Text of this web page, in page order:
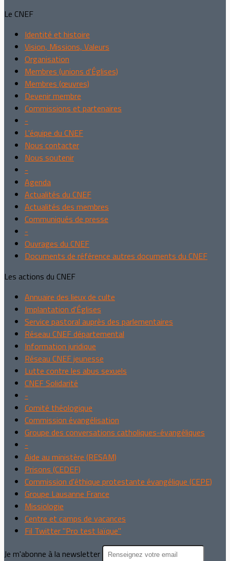
Le CNEF
Identité et histoire
Vision, Missions, Valeurs
Organisation
Membres (unions d'Églises)
Membres (œuvres)
Devenir membre
Commissions et partenaires
-
L'équipe du CNEF
Nous contacter
Nous soutenir
-
Agenda
Actualités du CNEF
Actualités des membres
Communiqués de presse
-
Ouvrages du CNEF
Documents de référence autres documents du CNEF
Les actions du CNEF
Annuaire des lieux de culte
Implantation d'Églises
Service pastoral auprès des parlementaires
Réseau CNEF départemental
Information juridique
Réseau CNEF jeunesse
Lutte contre les abus sexuels
CNEF Solidarité
-
Comité théologique
Commission évangélisation
Groupe des conversations catholiques-évangéliques
-
Aide au ministère (RESAM)
Prisons (CEDEF)
Commission d'éthique protestante évangélique (CEPE)
Groupe Lausanne France
Missiologie
Centre et camps de vacances
Fil Twitter "Pro test laïque"
Je m'abonne à la newsletter